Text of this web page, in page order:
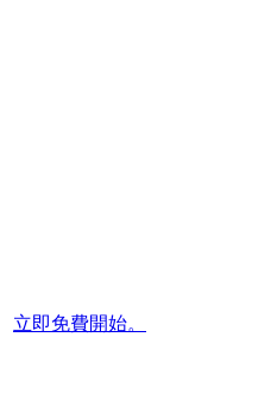
立即免費開始。